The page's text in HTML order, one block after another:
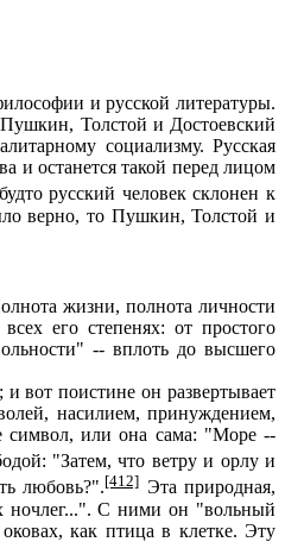
и русской литературы.
Толстой и Достоевский
социализму. Русская
и останется такой перед лицом
русский человек склонен к
верно, то Пушкин, Толстой и
жизни, полнота личности
его степенях: от простого
-- вплоть до высшего
вот поистине он развертывает
насилием, принуждением,
символ, или она сама: "Море --
"Затем, что ветру и орлу и
любовь?".[412] Эта природная,
ночлег...". С ними он "вольный
как птица в клетке. Эту